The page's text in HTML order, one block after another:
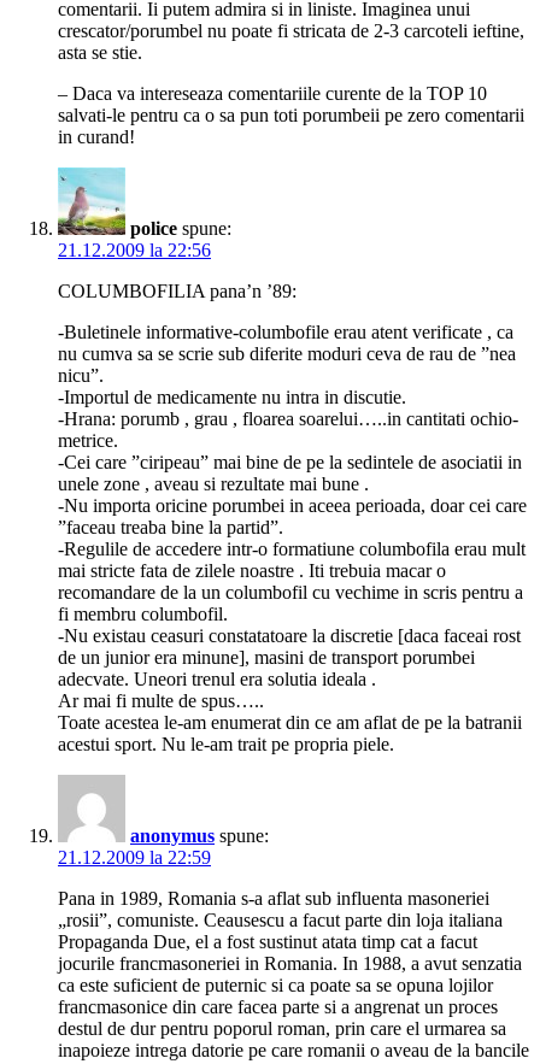
comentarii. Ii putem admira si in liniste. Imaginea unui
crescator/porumbel nu poate fi stricata de 2-3 carcoteli ieftine,
asta se stie.
– Daca va intereseaza comentariile curente de la TOP 10
salvati-le pentru ca o sa pun toti porumbeii pe zero comentarii
in curand!
police spune:
21.12.2009 la 22:56
COLUMBOFILIA pana’n ’89:
-Buletinele informative-columbofile erau atent verificate , ca
nu cumva sa se scrie sub diferite moduri ceva de rau de ”nea
nicu”.
-Importul de medicamente nu intra in discutie.
-Hrana: porumb , grau , floarea soarelui…..in cantitati ochio-
metrice.
-Cei care ”ciripeau” mai bine de pe la sedintele de asociatii in
unele zone , aveau si rezultate mai bune .
-Nu importa oricine porumbei in aceea perioada, doar cei care
”faceau treaba bine la partid”.
-Regulile de accedere intr-o formatiune columbofila erau mult
mai stricte fata de zilele noastre . Iti trebuia macar o
recomandare de la un columbofil cu vechime in scris pentru a
fi membru columbofil.
-Nu existau ceasuri constatatoare la discretie [daca faceai rost
de un junior era minune], masini de transport porumbei
adecvate. Uneori trenul era solutia ideala .
Ar mai fi multe de spus…..
Toate acestea le-am enumerat din ce am aflat de pe la batranii
acestui sport. Nu le-am trait pe propria piele.
anonymus spune:
21.12.2009 la 22:59
Pana in 1989, Romania s-a aflat sub influenta masoneriei
„rosii”, comuniste. Ceausescu a facut parte din loja italiana
Propaganda Due, el a fost sustinut atata timp cat a facut
jocurile francmasoneriei in Romania. In 1988, a avut senzatia
ca este suficient de puternic si ca poate sa se opuna lojilor
francmasonice din care facea parte si a angrenat un proces
destul de dur pentru poporul roman, prin care el urmarea sa
inapoieze intrega datorie pe care romanii o aveau de la bancile